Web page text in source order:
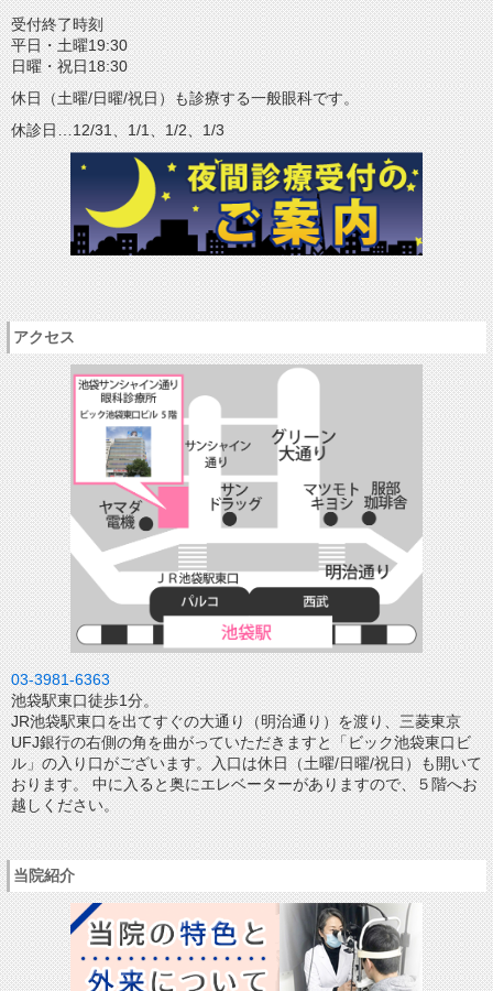
受付終了時刻
平日・土曜19:30
日曜・祝日18:30
休日（土曜/日曜/祝日）も診療する一般眼科です。
休診日…12/31、1/1、1/2、1/3
アクセス
03-3981-6363
池袋駅東口徒歩1分。
JR池袋駅東口を出てすぐの大通り（明治通り）を渡り、三菱東京
UFJ銀行の右側の角を曲がっていただきますと「ビック池袋東口ビ
ル」の入り口がございます。入口は休日（土曜/日曜/祝日）も開いて
おります。 中に入ると奥にエレベーターがありますので、５階へお
越しください。
当院紹介